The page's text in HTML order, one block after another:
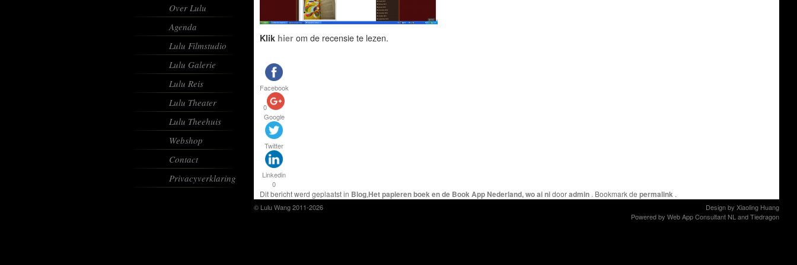
Over Lulu
Agenda
Lulu Filmstudio
Lulu Galerie
Lulu Reis
Lulu Theater
Lulu Theehuis
Webshop
Contact
Privacyverklaring
Klik hierom de recensie te lezen.
Facebook
0
Google
Twitter
Linkedin
0
Dit bericht werd geplaatst in Blog,Het papieren boek en de Book App Nederland, wo ai nidooradmin . Bookmark de permalink .
© Lulu Wang 2011-2026 Design by Xiaoling Huang
Powered by Web App Consultant NL andTiedragon